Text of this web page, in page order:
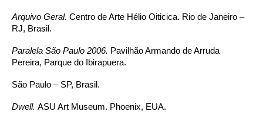
Arquivo Geral. Centro de Arte Hélio Oiticica. Rio de Janeiro –
RJ, Brasil.
Paralela São Paulo 2006. Pavilhão Armando de Arruda
Pereira, Parque do Ibirapuera.
São Paulo – SP, Brasil.
Dwell. ASU Art Museum. Phoenix, EUA.